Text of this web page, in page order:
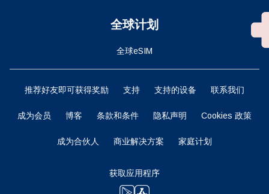
全球计划
全球eSIM
推荐好友即可获得奖励 支持 支持的设备 联系我们
成为会员 博客 条款和条件 隐私声明 Cookies 政策
成为合伙人 商业解决方案 家庭计划
获取应用程序